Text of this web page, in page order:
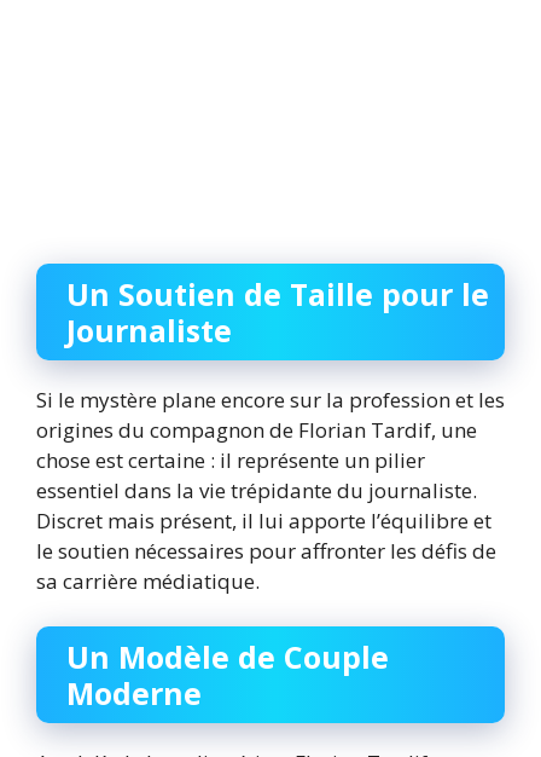
Un Soutien de Taille pour le
Journaliste
Si le mystère plane encore sur la profession et les
origines du compagnon de Florian Tardif, une
chose est certaine : il représente un pilier
essentiel dans la vie trépidante du journaliste.
Discret mais présent, il lui apporte l’équilibre et
le soutien nécessaires pour affronter les défis de
sa carrière médiatique.
Un Modèle de Couple
Moderne